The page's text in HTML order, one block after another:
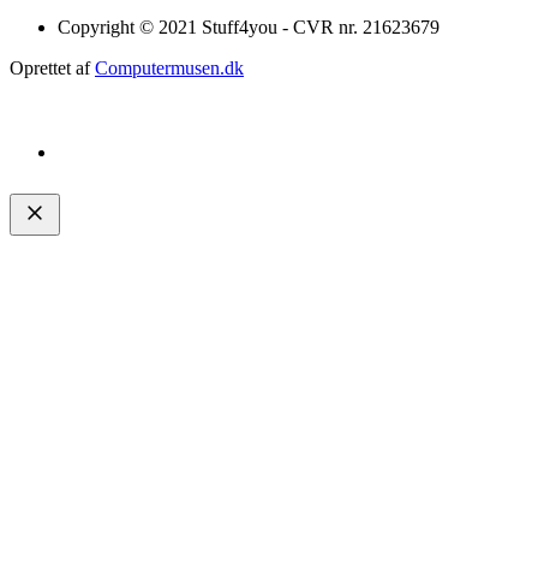
Copyright © 2021 Stuff4you - CVR nr. 21623679
Oprettet afComputermusen.dk